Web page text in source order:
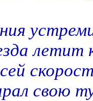
летит
свою